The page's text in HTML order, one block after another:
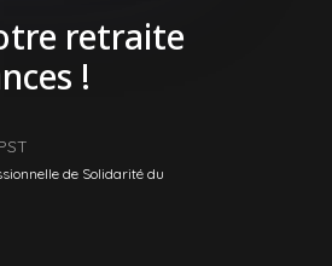
retraite
!
de Solidarité du